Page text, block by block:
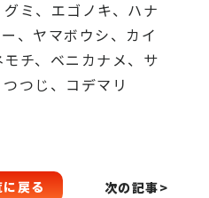
ミ、エゴノキ、ハナ
、ヤマボウシ、カイ
チ、ベニカナメ、サ
つじ、コデマリ
に戻る 次の記事>